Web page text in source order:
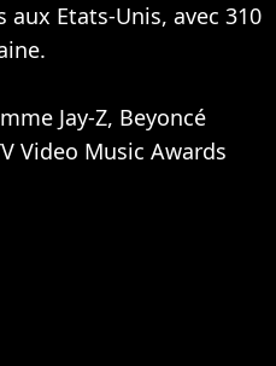
Etats-Unis, avec 310
Jay-Z, Beyoncé
Video Music Awards